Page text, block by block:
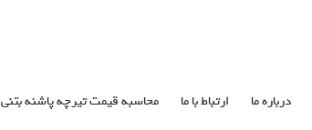
درباره ما ارتباط با ما محاسبه قیمت تیرچه پاشنه بتنی